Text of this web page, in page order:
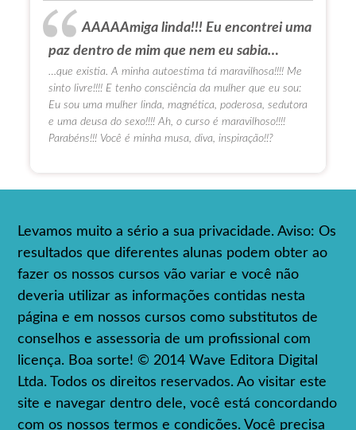
AAAAAmiga linda!!! Eu encontrei uma
paz dentro de mim que nem eu sabia…
…que existia. A minha autoestima tá maravilhosa!!!! Me
sinto livre!!!! E tenho consciência da mulher que eu sou:
Eu sou uma mulher linda, magnética, poderosa, sedutora
e uma deusa do sexo!!!! Ah, o curso é maravilhoso!!!!
Parabéns!!! Você é minha musa, diva, inspiração!!?
Levamos muito a sério a sua privacidade. Aviso: Os
resultados que diferentes alunas podem obter ao
fazer os nossos cursos vão variar e você não
deveria utilizar as informações contidas nesta
página e em nossos cursos como substitutos de
conselhos e assessoria de um profissional com
licença. Boa sorte! © 2014 Wave Editora Digital
Ltda. Todos os direitos reservados. Ao visitar este
site e navegar dentro dele, você está concordando
com os nossos termos e condições. Você precisa